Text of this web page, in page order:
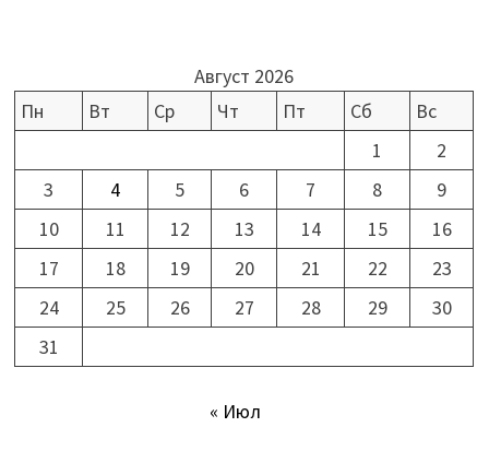
Август 2026
Пн
Вт Ср Чт Пт Сб
Вс
1
2
3
4 5 6 7 8
9
10
11 12 13 14 15
16
17
18 19 20 21 22
23
24
25 26 27 28 29
30
31
« Июл